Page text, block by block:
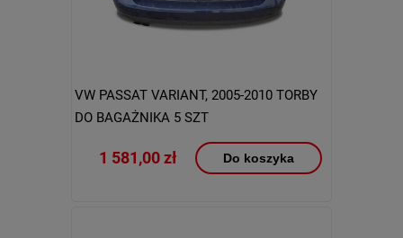
VW PASSAT VARIANT, 2005-2010 TORBY
DO BAGAŻNIKA 5 SZT
1 581,00 zł Do koszyka